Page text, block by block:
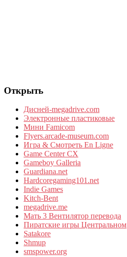
Открыть
Дисней-megadrive.com
Электронные пластиковые
Мини Famicom
Flyers.arcade-museum.com
Игра & Смотреть En Ligne
Game Center CX
Gameboy Galleria
Guardiana.net
Hardcoregaming101.net
Indie Games
Kitch-Bent
megadrive.me
Мать 3 Вентилятор перевода
Пиратские игры Центральном
Satakore
Shmup
smspower.org